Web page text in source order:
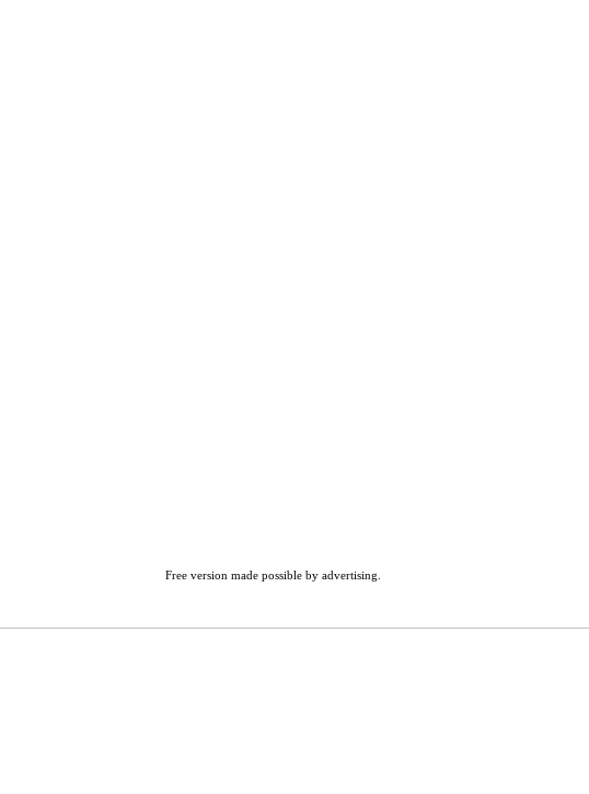
Free version made possible by advertising.